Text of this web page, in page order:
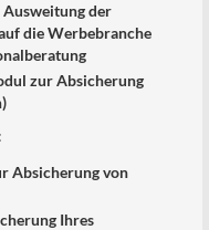
Ausweitung der
die Werbebranche
zur Absicherung
Absicherung von
Ihres